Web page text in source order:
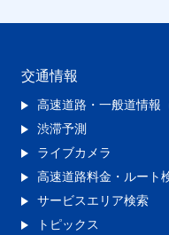
交通情報
高速道路・一般道情報
渋滞予測
ライブカメラ
高速道路料金・ルート
サービスエリア検索
トピックス